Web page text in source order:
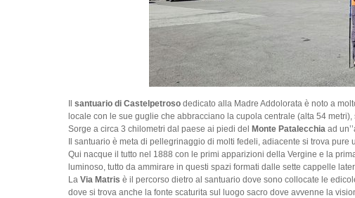
Il santuario di Castelpetroso dedicato alla Madre Addolorata è noto a
locale con le sue guglie che abbracciano la cupola centrale (alta 54
Sorge a circa 3 chilometri dal paese ai piedi del Monte Patalecchia ad
Il santuario è meta di pellegrinaggio di molti fedeli, adiacente si trova pure
Qui nacque il tutto nel 1888 con le primi apparizioni della Vergine e la
luminoso, tutto da ammirare in questi spazi formati dalle sette cappelle
La Via Matris è il percorso dietro al santuario dove sono collocate le
dove si trova anche la fonte scaturita sul luogo sacro dove avvenne la